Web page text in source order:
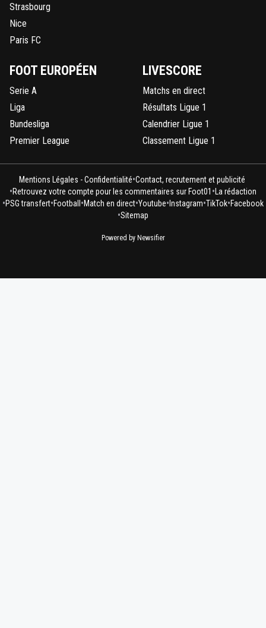
Strasbourg
Nice
Paris FC
FOOT EUROPÉEN
Serie A
Liga
Bundesliga
Premier League
LIVESCORE
Matchs en direct
Résultats Ligue 1
Calendrier Ligue 1
Classement Ligue 1
Mentions Légales - Confidentialité•Contact, recrutement et publicité
•Retrouvez votre compte pour les commentaires sur Foot01 •La rédaction
•PSG transfert•Football•Match en direct•Youtube•Instagram•TikTok•Facebook
•Sitemap
Powered by Newsifier